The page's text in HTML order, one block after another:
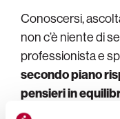
Conoscersi,
non c’è niente di
professionista e
secondo piano
pensieri in
un paio d’anni